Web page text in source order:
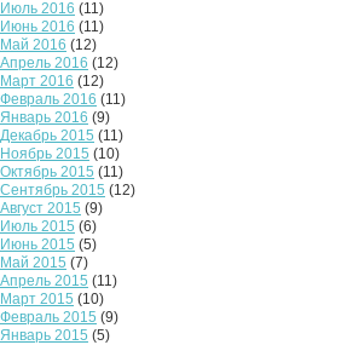
Июль 2016 (11)
Июнь 2016 (11)
Май 2016 (12)
Апрель 2016 (12)
Март 2016 (12)
Февраль 2016 (11)
Январь 2016 (9)
Декабрь 2015 (11)
Ноябрь 2015 (10)
Октябрь 2015 (11)
Сентябрь 2015 (12)
Август 2015 (9)
Июль 2015 (6)
Июнь 2015 (5)
Май 2015 (7)
Апрель 2015 (11)
Март 2015 (10)
Февраль 2015 (9)
Январь 2015 (5)